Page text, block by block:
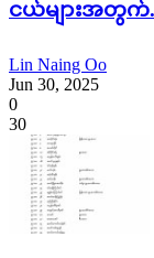
ငယ်များအတွက်
Lin Naing Oo
Jun 30, 2025
0
30